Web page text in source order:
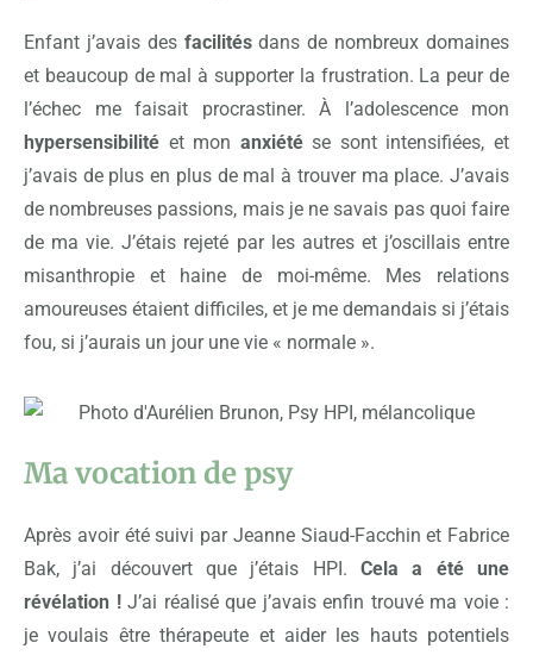
Enfant j’avais des facilitésdans de nombreux domaines
et beaucoup de mal à supporter la frustration. La peur de
l’échec me faisait procrastiner. À l’adolescence mon
hypersensibilité et mon anxiétése sont intensifiées, et
j’avais de plus en plus de mal à trouver ma place. J’avais
de nombreuses passions, mais je ne savais pas quoi faire
de ma vie. J’étais rejeté par les autres et j’oscillais entre
misanthropie et haine de moi-même. Mes relations
amoureuses étaient difficiles, et je me demandais si j’étais
fou, si j’aurais un jour une vie « normale ».
Ma vocation de psy
Après avoir été suivi par Jeanne Siaud-Facchin et Fabrice
Bak, j’ai découvert que j’étais HPI. Cela a été une
révélation !J’ai réalisé que j’avais enfin trouvé ma voie :
je voulais être thérapeute et aider les hauts potentiels